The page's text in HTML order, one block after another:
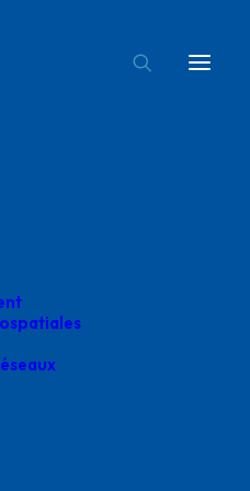
agence
notre agence
leurs projets avec
et d’ingénierie, nous
grâce à une équipe